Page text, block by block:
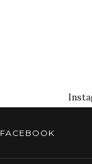
FACEBOOK